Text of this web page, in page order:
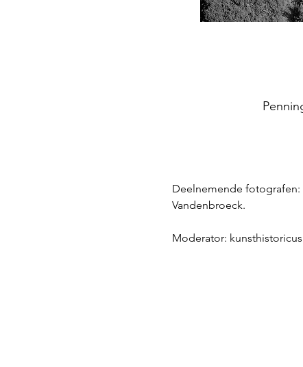
Deelnemende fotografen:
Vandenbroeck.
Moderator: